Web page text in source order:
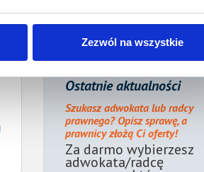
Zezwól na wszystkie
Ostatnie aktualności
Szukasz adwokata lub radcy
prawnego? Opisz sprawę, a
prawnicy złożą Ci oferty!
Za darmo wybierzesz
adwokata/radcę